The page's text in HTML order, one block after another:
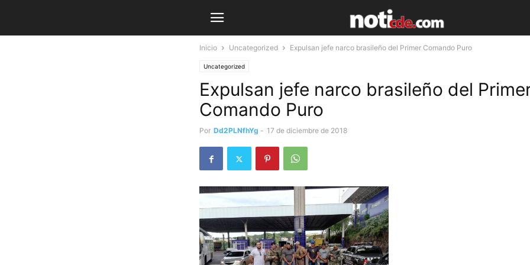
Inicio Uncategorized Expulsan jefe narco brasileño del Primer Comando Puro
Uncategorized
Expulsan jefe narco brasileño del
Comando Puro
Por Dd2PLNfhYg - 17 de diciembre de 2018